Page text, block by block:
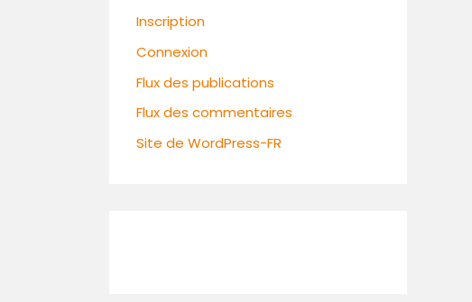
Inscription
Connexion
Flux des publications
Flux des commentaires
Site de WordPress-FR